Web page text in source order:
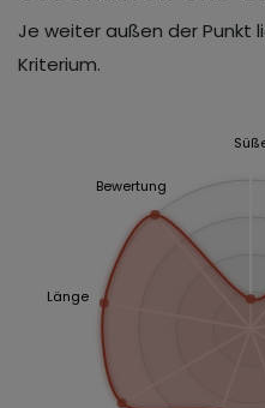
Je weiter außen der Punkt
Kriterium.
Länge
Bewertung